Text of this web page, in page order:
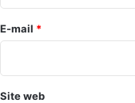
Tutoriel vidéo pour
Retrouvez tous les
r
e
E-mail *
Site web